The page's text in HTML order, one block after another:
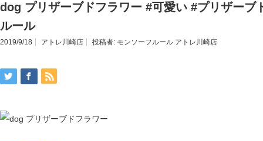
dog プリザーブドフラワー #可愛い #プリザーブ
ルール
2019/9/18 アトレ川崎店 投稿者: モンソーフルール アトレ川崎店